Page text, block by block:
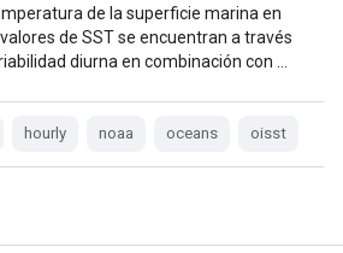
de la superficie marina en
de SST se encuentran a través
diurna en combinación con …
hourly noaa oceans oisst